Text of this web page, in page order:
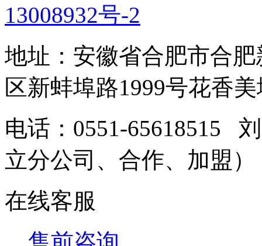
13008932号-2
地址：安徽省合肥市合
区新蚌埠路1999号花香
电话：0551-65618515
立分公司、合作、加盟
在线客服